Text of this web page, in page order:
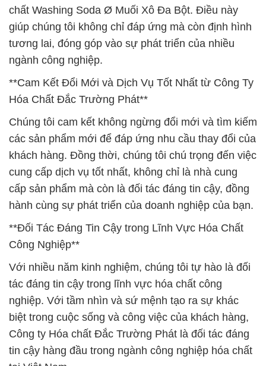
chất Washing Soda Ø Muối Xô Đa Bột. Điều này
giúp chúng tôi không chỉ đáp ứng mà còn định hình
tương lai, đóng góp vào sự phát triển của nhiều
ngành công nghiệp.
**Cam Kết Đổi Mới và Dịch Vụ Tốt Nhất từ Công Ty
Hóa Chất Đắc Trường Phát**
Chúng tôi cam kết không ngừng đổi mới và tìm kiếm
các sản phẩm mới để đáp ứng nhu cầu thay đổi của
khách hàng. Đồng thời, chúng tôi chú trọng đến việc
cung cấp dịch vụ tốt nhất, không chỉ là nhà cung
cấp sản phẩm mà còn là đối tác đáng tin cậy, đồng
hành cùng sự phát triển của doanh nghiệp của bạn.
**Đối Tác Đáng Tin Cậy trong Lĩnh Vực Hóa Chất
Công Nghiệp**
Với nhiều năm kinh nghiệm, chúng tôi tự hào là đối
tác đáng tin cậy trong lĩnh vực hóa chất công
nghiệp. Với tầm nhìn và sứ mệnh tạo ra sự khác
biệt trong cuộc sống và công việc của khách hàng,
Công ty Hóa chất Đắc Trường Phát là đối tác đáng
tin cậy hàng đầu trong ngành công nghiệp hóa chất